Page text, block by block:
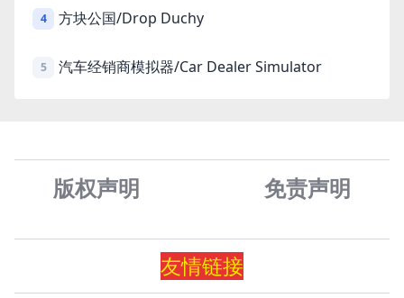
4 方块公国/Drop Duchy
5 汽车经销商模拟器/Car Dealer Simulator
版权声明 免责声明
友情链接